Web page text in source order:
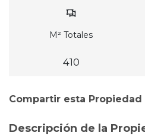
M² Totales
410
Compartir esta Propiedad
Descripción de la